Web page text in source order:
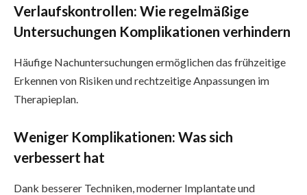
Verlaufskontrollen: Wie regelmäßige
Untersuchungen Komplikationen verhindern
Häufige Nachuntersuchungen ermöglichen das frühzeitige
Erkennen von Risiken und rechtzeitige Anpassungen im
Therapieplan.
Weniger Komplikationen: Was sich
verbessert hat
Dank besserer Techniken, moderner Implantate und